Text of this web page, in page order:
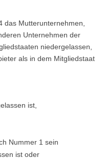
das Mutterunternehmen,
Unternehmen der
niedergelassen,
als in dem Mitgliedstaat
ist,
Nummer 1 sein
ist oder